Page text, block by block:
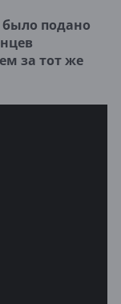
было подано
за тот же